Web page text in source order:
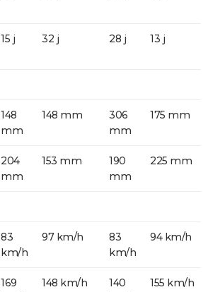
15 j 32 j 28 j 13 j
148
mm
148 mm
306
mm
175 mm
204
mm
153 mm
190
mm
225 mm
83
km/h
97 km/h
83
km/h
94 km/h
169
148 km/h
140
155 km/h